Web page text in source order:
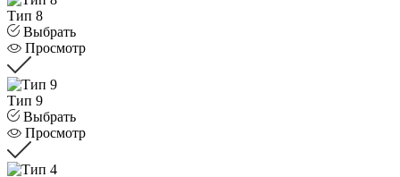
Тип 8
Выбрать
Просмотр
Тип 9
Выбрать
Просмотр